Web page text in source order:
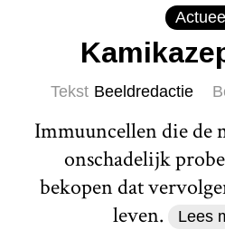
Tekst Beeldredactie
Immuuncellen die de
onschadelijk
bekopen dat
leven.
Lees